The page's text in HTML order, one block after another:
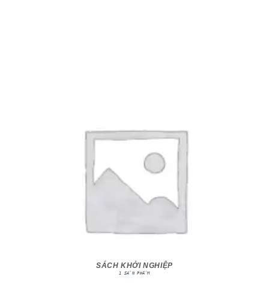
SÁCH KHỞI NGHIỆP
1 SẢN PHẨM